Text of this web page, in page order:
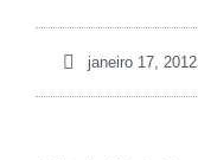
janeiro 17, 2012